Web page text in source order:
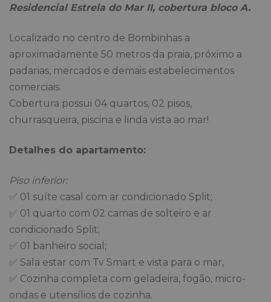
Residencial Estrela do Mar II, cobertura bloco A.
Localizado no centro de Bombinhas a
aproximadamente 50 metros da praia, próximo a
padarias, mercados e demais estabelecimentos
comerciais.
Cobertura possui 04 quartos, 02 pisos,
churrasqueira, piscina e linda vista ao mar!
Detalhes do apartamento:
Piso inferior:
✅ 01 suíte casal com ar condicionado Split;
✅ 01 quarto com 02 camas de solteiro e ar
condicionado Split;
✅ 01 banheiro social;
✅ Sala estar com Tv Smart e vista para o mar,
✅ Cozinha completa com geladeira, fogão, micro-
ondas e utensílios de cozinha.